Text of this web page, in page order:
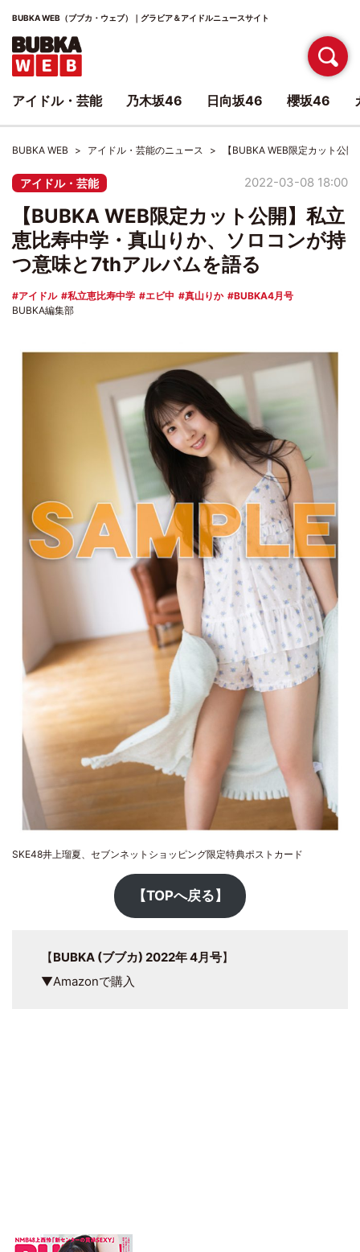
BUBKA WEB（ブブカ・ウェブ）｜グラビア＆アイドルニュースサイト
BUBKA WEB アイドル・芸能のニュース 【BUBKA WEB限定カット公
アイドル・芸能 2022-03-08 18:00
【BUBKA WEB限定カット公開】私立
恵比寿中学・真山りか、ソロコンが持
つ意味と7thアルバムを語る
アイドル 私立恵比寿中学 エビ中 真山りか
BUBKA4月号
BUBKA編集部
SKE48井上瑠夏、セブンネットショッピング限定特典ポストカード
【TOPへ戻る】
【BUBKA (ブブカ) 2022年 4月号】
▼Amazonで購入
アイドル・芸能 乃木坂46 日向坂46 櫻坂46